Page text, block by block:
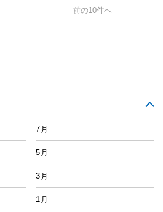
前の10件へ
7月
5月
3月
1月